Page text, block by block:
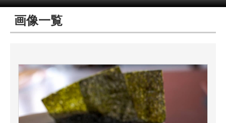
メディア
注目記事を集めた総合ページ
スマホと通信の最新トレンド
進化するPCとデバイスの未来
好きが集まる 比べて選べる
画像一覧